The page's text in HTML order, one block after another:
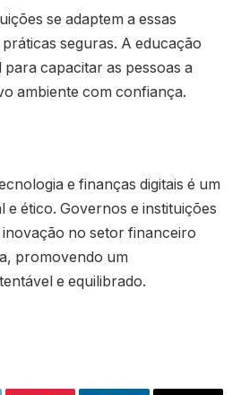
se adaptem a essas
seguras. A educação
capacitar as pessoas a
ambiente com confiança.
e finanças digitais é um
e ético. Governos e instituições
no setor financeiro
promovendo um
e equilibrado.